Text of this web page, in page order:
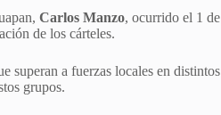
Carlos Manzo, ocurrido el 1
de los cárteles.
superan a fuerzas locales en
grupos.